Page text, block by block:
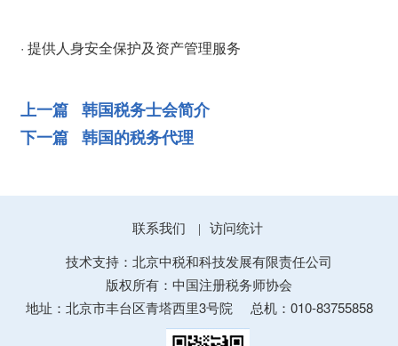
· 提供人身安全保护及资产管理服务
上一篇 韩国税务士会简介
下一篇 韩国的税务代理
联系我们 |
访问统计
技术支持：北京中税和科技发展有限责任公司
版权所有：中国注册税务师协会
地址：北京市丰台区青塔西里3号院
总机：010-83755858